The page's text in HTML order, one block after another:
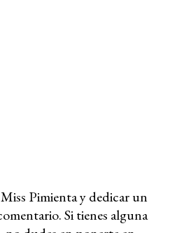
Pimienta y dedicar un
Si tienes alguna